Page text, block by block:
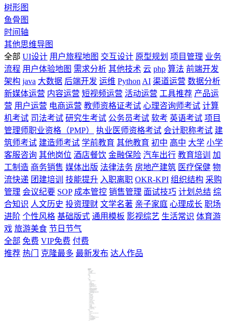
树形图
鱼骨图
时间轴
其他思维导图
全部 UI设计 用户旅程地图 交互设计 原型规划 项目管理 业务
流程 用户体验地图 需求分析 其他技术 云 php 算法 前端开发
架构 java 大数据 后端开发 运维 Python AI 渠道运营 数据分析
新媒体运营 内容运营 短视频运营 活动运营 工具推荐 产品运
营 用户运营 电商运营 教师资格证考试 心理咨询师考试 计算
机考试 司法考试 研究生考试 公务员考试 软考 英语考试 项目
管理师职业资格（PMP）
执业医师资格考试 会计职称考试 建
筑师考试 建造师考试 学前教育 其他教育 初中 高中 大学 小学
客服咨询 其他岗位 酒店餐饮 金融保险 汽车出行 教育培训
加
工制造 商务销售 媒体出版 法律法务 房地产建筑 医疗保健 物
流快递 团建培训 技能提升 入职离职 OKR-KPI 组织结构 采购
管理 会议纪要 SOP 成本管控 销售管理 面试技巧 计划总结 综
合知识 人文历史 投资理财 文学名著 亲子家庭 心理成长 职场
进阶 个性风格 基础版式 通用模板 影视综艺 生活常识 体育游
戏 旅游美食 节日节气
全部 免费 VIP免费 付费
推荐 热门 克隆最多 最新发布 达人作品